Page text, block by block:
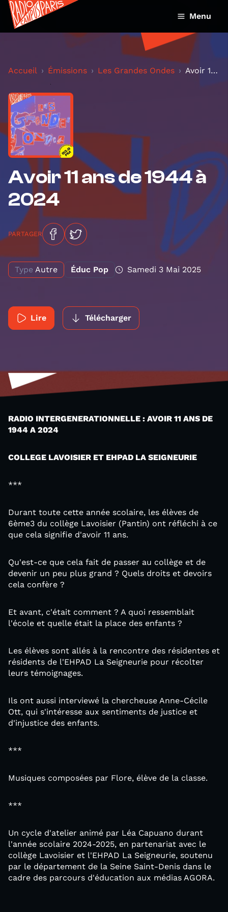
Menu
Accueil Émissions Les Grandes Ondes Avoir 11 ans de 1944 à 2024
Avoir 11 ans de 1944 à
2024
PARTAGER
Type Autre Éduc Pop Samedi 3 Mai 2025
Lire Télécharger
RADIO INTERGENERATIONNELLE : AVOIR 11 ANS DE
1944 A 2024
COLLEGE LAVOISIER ET EHPAD LA SEIGNEURIE
***
Durant toute cette année scolaire, les élèves de
6ème3 du collège Lavoisier (Pantin) ont réfléchi à ce
que cela signifie d'avoir 11 ans.
Qu'est-ce que cela fait de passer au collège et de
devenir un peu plus grand ? Quels droits et devoirs
cela confère ?
Et avant, c'était comment ? A quoi ressemblait
l'école et quelle était la place des enfants ?
Les élèves sont allés à la rencontre des résidentes et
résidents de l'EHPAD La Seigneurie pour récolter
leurs témoignages.
Ils ont aussi interviewé la chercheuse Anne-Cécile
Ott, qui s'intéresse aux sentiments de justice et
d'injustice des enfants.
***
Musiques composées par Flore, élève de la classe.
***
Un cycle d'atelier animé par Léa Capuano durant
l'année scolaire 2024-2025, en partenariat avec le
collège Lavoisier et l'EHPAD La Seigneurie, soutenu
par le département de la Seine Saint-Denis dans le
cadre des parcours d'éducation aux médias AGORA.